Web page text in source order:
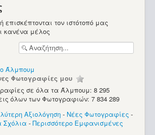
επισκέπτονται τον ιστότοπό μας
κανένα μέλος
Άλμπουμ
Φωτογραφίες μου
σε όλα τα Άλμπουμ: 8 295
όλων των Φωτογραφιών: 7 834 289
Αξιολόγηση - Νέες Φωτογραφίες -
Σχόλια - Περισσότερο Εμφανισμένες